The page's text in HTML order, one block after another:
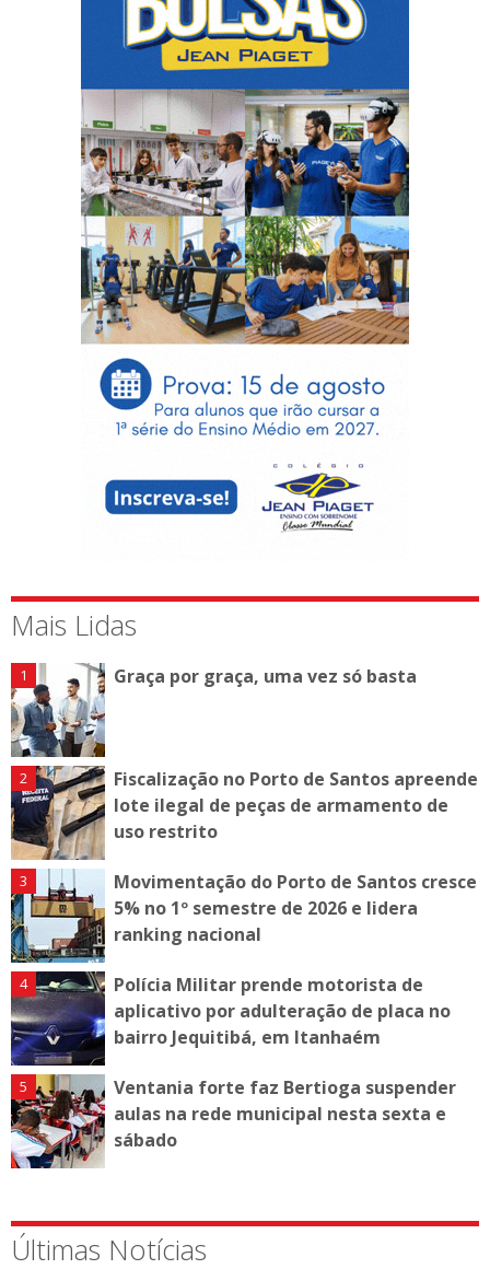
Mais Lidas
Graça por graça, uma vez só basta
Fiscalização no Porto de Santos apreende
lote ilegal de peças de armamento de
uso restrito
Movimentação do Porto de Santos cresce
5% no 1º semestre de 2026 e lidera
ranking nacional
Polícia Militar prende motorista de
aplicativo por adulteração de placa no
bairro Jequitibá, em Itanhaém
Ventania forte faz Bertioga suspender
aulas na rede municipal nesta sexta e
sábado
Últimas Notícias